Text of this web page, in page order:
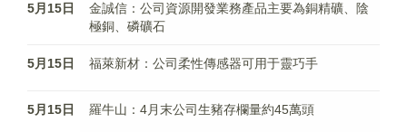
5月15日
金誠信：公司資源開發業務產品主要為銅精礦、陰
極銅、磷礦石
5月15日 福萊新材：公司柔性傳感器可用于靈巧手
5月15日 羅牛山：4月末公司生豬存欄量約45萬頭